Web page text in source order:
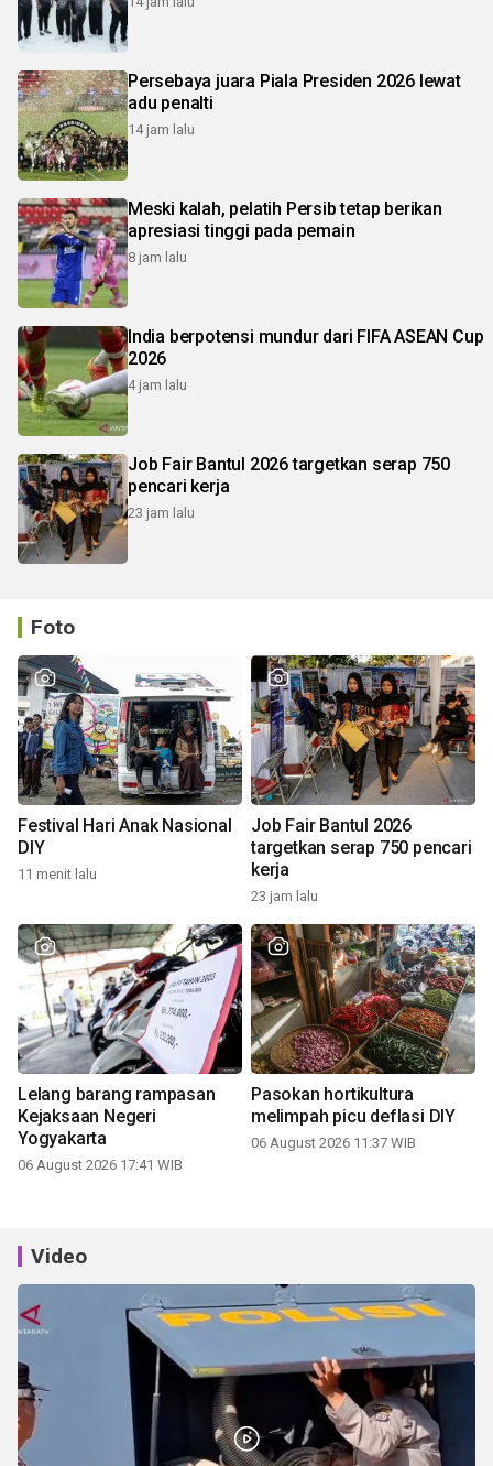
Persebaya juara Piala Presiden 2026 lewat
adu penalti
14 jam lalu
Meski kalah, pelatih Persib tetap berikan
apresiasi tinggi pada pemain
8 jam lalu
India berpotensi mundur dari FIFA ASEAN Cup
2026
4 jam lalu
Job Fair Bantul 2026 targetkan serap 750
pencari kerja
23 jam lalu
Foto
Festival Hari Anak Nasional
DIY
11 menit lalu
Job Fair Bantul 2026
targetkan serap 750 pencari
kerja
23 jam lalu
Lelang barang rampasan
Kejaksaan Negeri
Yogyakarta
06 August 2026 17:41 WIB
Pasokan hortikultura
melimpah picu deflasi DIY
06 August 2026 11:37 WIB
Video